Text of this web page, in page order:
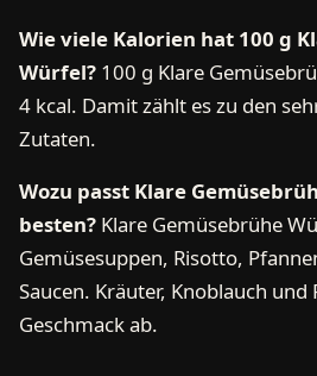
Wie viele Kalorien hat 100 g
Würfel? 100 g Klare
4 kcal. Damit zählt es zu den
Zutaten.
Wozu passt Klare
besten? Klare Gemüsebrühe
Gemüsesuppen, Risotto,
Saucen. Kräuter, Knoblauch
Geschmack ab.